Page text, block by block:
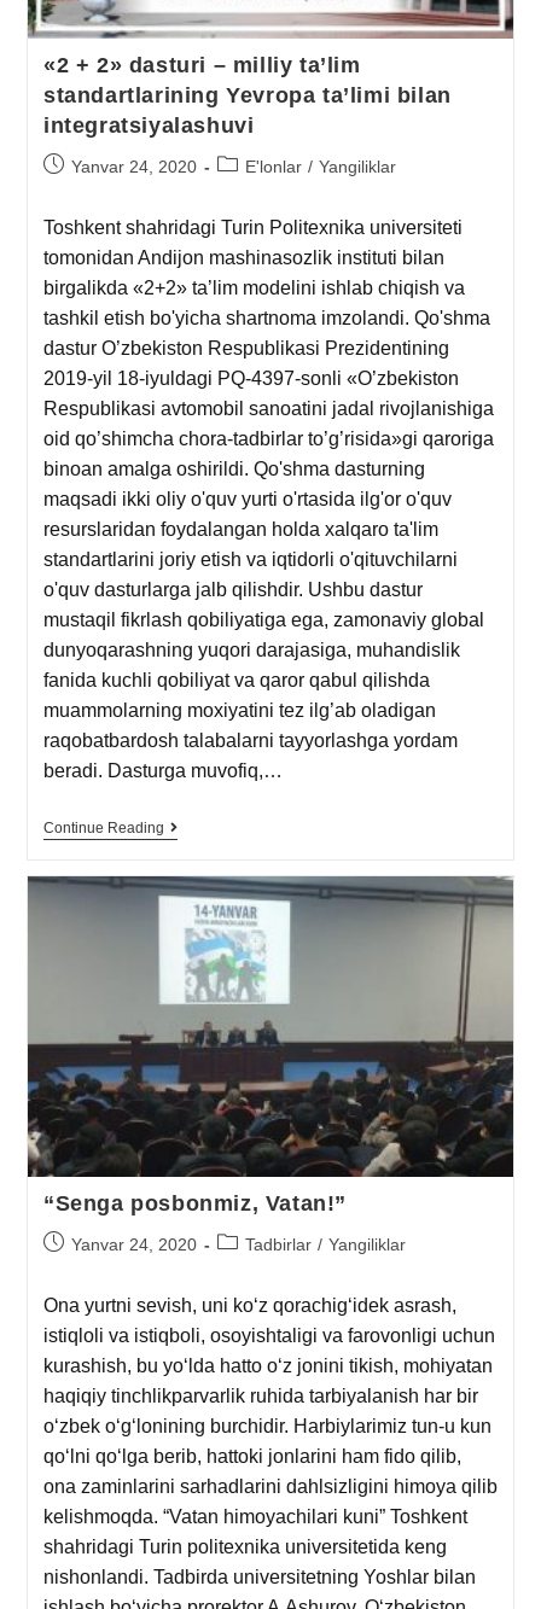
«2 + 2» dasturi – milliy ta’lim
standartlarining Yevropa ta’limi bilan
integratsiyalashuvi
Yanvar 24, 2020 E'lonlar / Yangiliklar
Toshkent shahridagi Turin Politexnika universiteti
tomonidan Andijon mashinasozlik instituti bilan
birgalikda «2+2» ta’lim modelini ishlab chiqish va
tashkil etish bo'yicha shartnoma imzolandi. Qo'shma
dastur O’zbekiston Respublikasi Prezidentining
2019-yil 18-iyuldagi PQ-4397-sonli «O’zbekiston
Respublikasi avtomobil sanoatini jadal rivojlanishiga
oid qo’shimcha chora-tadbirlar to’g’risida»gi qaroriga
binoan amalga oshirildi. Qo'shma dasturning
maqsadi ikki oliy o'quv yurti o'rtasida ilg'or o'quv
resurslaridan foydalangan holda xalqaro ta'lim
standartlarini joriy etish va iqtidorli o'qituvchilarni
o'quv dasturlarga jalb qilishdir. Ushbu dastur
mustaqil fikrlash qobiliyatiga ega, zamonaviy global
dunyoqarashning yuqori darajasiga, muhandislik
fanida kuchli qobiliyat va qaror qabul qilishda
muammolarning moxiyatini tez ilg’ab oladigan
raqobatbardosh talabalarni tayyorlashga yordam
beradi. Dasturga muvofiq,…
Continue Reading
“Senga posbonmiz, Vatan!”
Yanvar 24, 2020 Tadbirlar / Yangiliklar
Ona yurtni sevish, uni ko‘z qorachig‘idek asrash,
istiqloli va istiqboli, osoyishtaligi va farovonligi uchun
kurashish, bu yo‘lda hatto o‘z jonini tikish, mohiyatan
haqiqiy tinchlikparvarlik ruhida tarbiyalanish har bir
o‘zbek o‘g‘lonining burchidir. Harbiylarimiz tun-u kun
qo‘lni qo‘lga berib, hattoki jonlarini ham fido qilib,
ona zaminlarini sarhadlarini dahlsizligini himoya qilib
kelishmoqda. “Vatan himoyachilari kuni” Toshkent
shahridagi Turin politexnika universitetida keng
nishonlandi. Tadbirda universitetning Yoshlar bilan